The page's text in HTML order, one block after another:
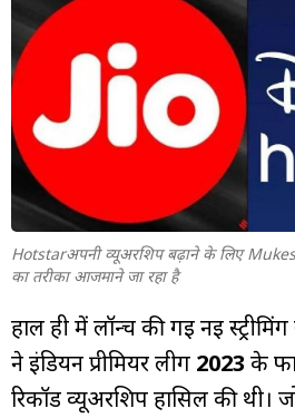
Hotstarअपनी व्यूअरशिप बढ़ाने के लिए
का तरीका आजमाने जा रहा है
हाल ही में लॉन्च की गई नई
ने इंडियन प्रीमियर लीग 2023 के
रिकॉर्ड व्यूअरशिप हासिल की थी।